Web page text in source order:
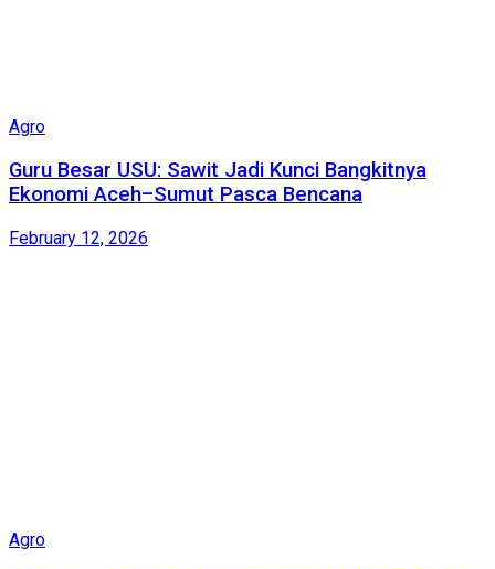
Agro
Guru Besar USU: Sawit Jadi Kunci Bangkitnya
Ekonomi Aceh–Sumut Pasca Bencana
February 12, 2026
Agro